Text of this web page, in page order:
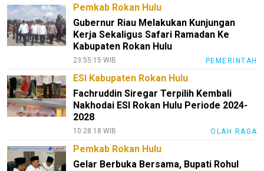
Pemkab Rokan Hulu
Gubernur Riau Melakukan Kunjungan
Kerja Sekaligus Safari Ramadan Ke
Kabupaten Rokan Hulu
23:55:15 WIB PEMERINTAH
ESI Kabupaten Rokan Hulu
Fachruddin Siregar Terpilih Kembali
Nakhodai ESI Rokan Hulu Periode 2024-
2028
10:28:18 WIB OLAH RAGA
Pemkab Rokan Hulu
Gelar Berbuka Bersama, Bupati Rohul